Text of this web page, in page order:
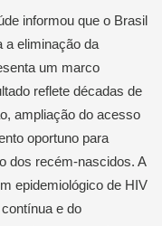
informou que o Brasil
a eliminação da
um marco
reflete décadas de
ampliação do acesso
oportuno para
dos recém-nascidos. A
epidemiológico de HIV
e do